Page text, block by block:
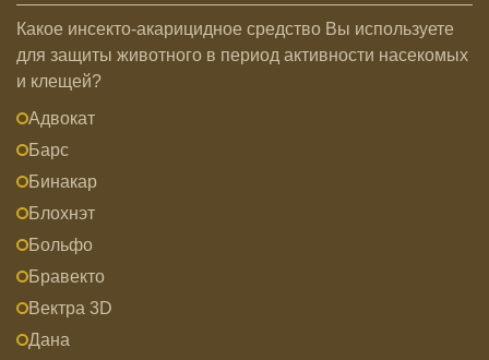
Какое инсекто-акарицидное средство Вы используете
для защиты животного в период активности насекомых
и клещей?
Адвокат
Барс
Бинакар
Блохнэт
Больфо
Бравекто
Вектра 3D
Дана